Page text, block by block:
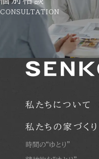
CONSULTATION
私たちについて
私たちの家づくり
時間の“ゆとり”